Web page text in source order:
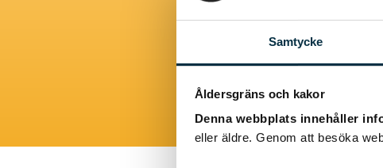
Samtycke
Åldersgräns och kakor
Denna webbplats innehåller
eller äldre. Genom att besöka
anledning väljer att inte äta